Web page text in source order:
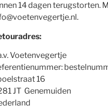
14 dagen terugstorten.
.
Voetenvegertje
16
JT Genemuiden